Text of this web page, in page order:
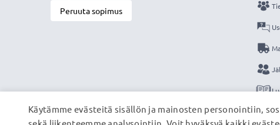
Peruuta sopimus
Käytämme evästeitä sisällön ja mainosten personointiin,